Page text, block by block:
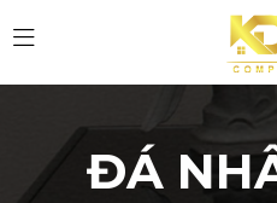
ĐÁ